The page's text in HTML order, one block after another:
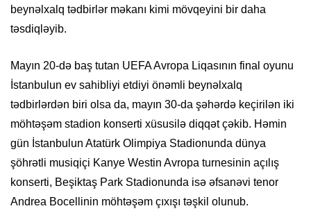
beynəlxalq tədbirlər məkanı kimi mövqeyini bir daha
təsdiqləyib.
Mayın 20-də baş tutan UEFA Avropa Liqasının final oyunu
İstanbulun ev sahibliyi etdiyi önəmli beynəlxalq
tədbirlərdən biri olsa da, mayın 30-da şəhərdə keçirilən iki
möhtəşəm stadion konserti xüsusilə diqqət çəkib. Həmin
gün İstanbulun Atatürk Olimpiya Stadionunda dünya
şöhrətli musiqiçi Kanye Westin Avropa turnesinin açılış
konserti, Beşiktaş Park Stadionunda isə əfsanəvi tenor
Andrea Bocellinin möhtəşəm çıxışı təşkil olunub.